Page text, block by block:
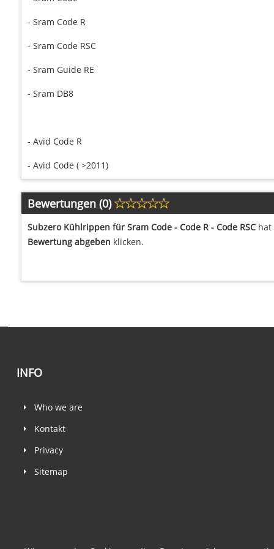
- Sram Code R
- Sram Code RSC
- Sram Guide RE
- Sram DB8
- Avid Code R
- Avid Code ( >2011)
Bewertungen (0)
Subzero Kühlrippen für Sram Code - Code R - Code RSChat
Bewertung abgeben klicken.
INFO
Who we are
Kontakt
Privacy
Sitemap